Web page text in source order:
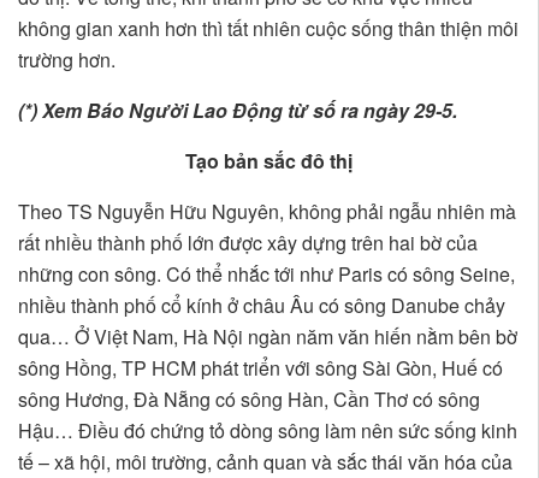
không gian xanh hơn thì tất nhiên cuộc sống thân thiện môi
trường hơn.
(*) Xem Báo Người Lao Động từ số ra ngày 29-5.
Tạo bản sắc đô thị
Theo TS Nguyễn Hữu Nguyên, không phải ngẫu nhiên mà
rất nhiều thành phố lớn được xây dựng trên hai bờ của
những con sông. Có thể nhắc tới như Paris có sông Seine,
nhiều thành phố cổ kính ở châu Âu có sông Danube chảy
qua… Ở Việt Nam, Hà Nội ngàn năm văn hiến nằm bên bờ
sông Hồng, TP HCM phát triển với sông Sài Gòn, Huế có
sông Hương, Đà Nẵng có sông Hàn, Cần Thơ có sông
Hậu… Điều đó chứng tỏ dòng sông làm nên sức sống kinh
tế – xã hội, môi trường, cảnh quan và sắc thái văn hóa của